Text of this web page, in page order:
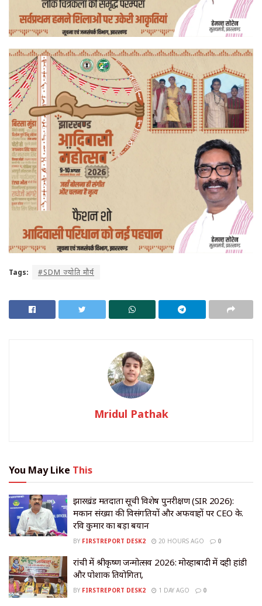
Tags: #SDM ज्योति मौर्य
Mridul Pathak
You May Like This
झारखंड मतदाता सूची विशेष पुनरीक्षण (SIR 2026):
मकान संख्या की विसंगतियों और अफवाहों पर CEO के.
रवि कुमार का बड़ा बयान
BY FIRSTREPORT DESK2 20 HOURS AGO 0
रांची में श्रीकृष्ण जन्मोत्सव 2026: मोरहाबादी में दही हांडी
और पोशाक प्रतियोगिता,
BY FIRSTREPORT DESK2 1 DAY AGO 0